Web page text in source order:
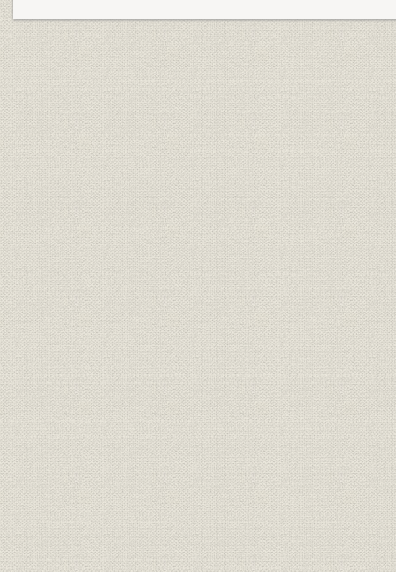
II 言論編 戦後日本の再建に対する提言
第5部 昭和戦後期 2
I 経営編 高度成長の波に乗り経営基盤を確立
II 言論編 自由主義経済路線を貫く
第6部 昭和戦後期 3
I 経営編 試練を超えて総合経済情報路線を追求
II 言論編 変貌する日本経済への処方箋を求めて
平成期を迎えて
編集後記
主要参考文献
入社年次別社員一覧
年譜
人名索引